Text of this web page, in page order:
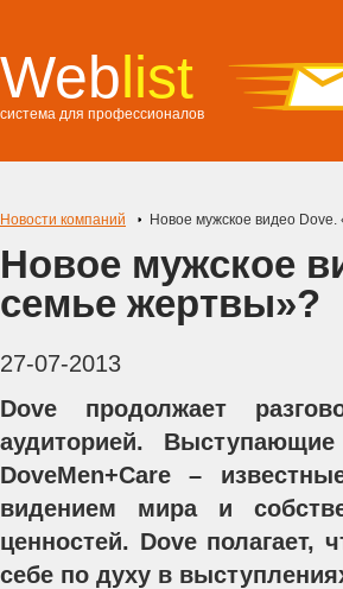
Weblist
система для профессионалов
Новости компаний Новое мужское видео
Новое мужское
семье жертвы»?
27-07-2013
Dove продолжает
аудиторией.
DoveMen+Care –
видением мира и
ценностей. Dove полагает,
себе по духу в